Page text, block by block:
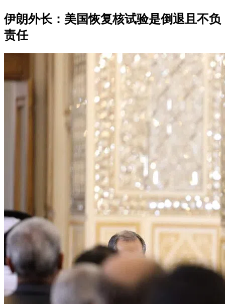
伊朗外长：美国恢复核试验是倒退且不负
责任